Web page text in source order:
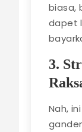
biasa,
dapet
3.
Nah,